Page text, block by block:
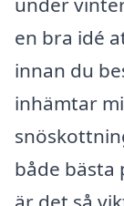
en bra idé
innan du
inhämtar
både bästa